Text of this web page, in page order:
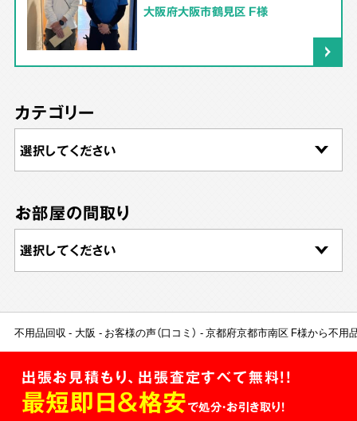
大阪府大阪市鶴見区 F様
カテゴリー
お部屋の間取り
不用品回収 大阪 お客様の声（口コミ） 京都府京都市南区 F様から不用
出張お見積もり、出張査定すべて無料!!
最短即日＆格安で処分・お引き取り！